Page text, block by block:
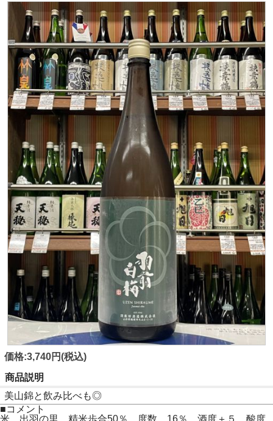
価格:3,740円(税込)
商品説明
美山錦と飲み比べも◎
■コメント
米 出羽の里 精米歩合50％ 度数 16％ 酒度＋５ 酸度